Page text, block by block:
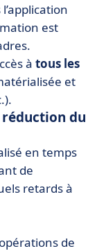
est
à tous les
et
du
en temps
de
retards à
de